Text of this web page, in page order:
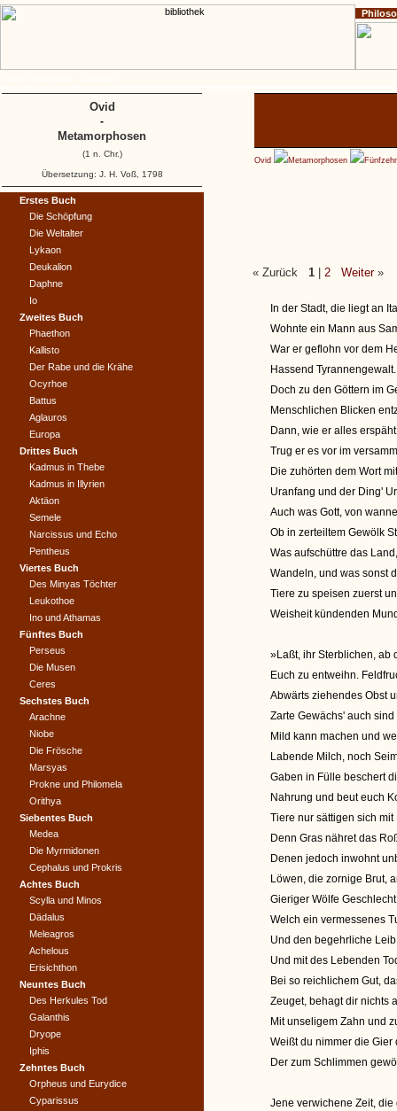
Ovid Metamorphosen
« Zurück 1 2 Weiter»
In der Stadt, die liegt an
Wohnte ein Mann aus
War er geflohn vor dem
Hassend
Doch zu den Göttern im
Menschlichen Blicken
Dann, wie er alles
Trug er es vor im
Die zuhörten dem Wort
Uranfang und der Ding'
Auch was Gott, von
Ob in zerteiltem Gewölk
Was aufschüttre das
Wandeln, und was sonst
Tiere zu speisen zuerst
Weisheit kündenden
»Laßt, ihr Sterblichen, ab
Euch zu entweihn.
Abwärts ziehendes Obst
Zarte Gewächs' auch
Mild kann machen und
Labende Milch, noch
Gaben in Fülle beschert
Nahrung und beut euch
Tiere nur sättigen sich
Denn Gras nähret das
Denen jedoch inwohnt
Löwen, die zornige Brut,
Gieriger Wölfe
Welch ein vermessenes
Und den begehrliche
Und mit des Lebenden
Bei so reichlichem Gut,
Zeuget, behagt dir nichts
Mit unseligem Zahn und
Weißt du nimmer die
Der zum Schlimmen
Jene verwichene Zeit,
Erstes Buch
Die Schöpfung
Die Weltalter
Lykaon
Deukalion
Daphne
Io
Zweites Buch
Phaethon
Kallisto
Der Rabe und die Krähe
Ocyrhoe
Battus
Aglauros
Europa
Drittes Buch
Kadmus in Thebe
Kadmus in Illyrien
Aktäon
Semele
Narcissus und Echo
Pentheus
Viertes Buch
Des Minyas Töchter
Leukothoe
Ino und Athamas
Fünftes Buch
Perseus
Die Musen
Ceres
Sechstes Buch
Arachne
Niobe
Die Frösche
Marsyas
Prokne und Philomela
Orithya
Siebentes Buch
Medea
Die Myrmidonen
Cephalus und Prokris
Achtes Buch
Scylla und Minos
Dädalus
Meleagros
Achelous
Erisichthon
Neuntes Buch
Des Herkules Tod
Galanthis
Dryope
Iphis
Zehntes Buch
Orpheus und Eurydice
Cyparissus
Ovid
-
Metamorphosen
(1 n. Chr.)
Übersetzung: J. H. Voß, 1798